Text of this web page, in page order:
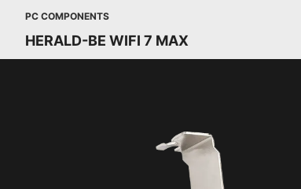
PC COMPONENTS
HERALD-BE WIFI 7 MAX